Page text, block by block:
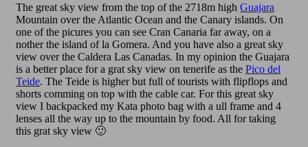
The great sky view from the top of the 2718m high Guajara
Mountain over the Atlantic Ocean and the Canary islands. On
one of the picures you can see Cran Canaria far away, on a
nother the island of la Gomera. And you have also a great sky
view over the Caldera Las Canadas. In my opinion the Guajara
is a better place for a grat sky view on tenerife as the Pico del
Teide. The Teide is higher but full of tourists with flipflops and
shorts comming on top with the cable car. For this great sky
view I backpacked my Kata photo bag with a ull frame and 4
lenses all the way up to the mountain by food. All for taking
this grat sky view 🙂